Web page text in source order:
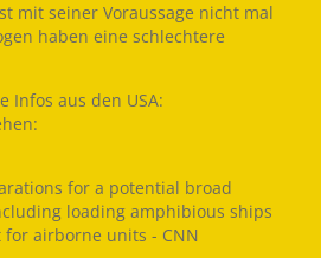
mit seiner Voraussage nicht mal
haben eine schlechtere
Infos aus den USA:
for a potential broad
loading amphibious ships
airborne units - CNN